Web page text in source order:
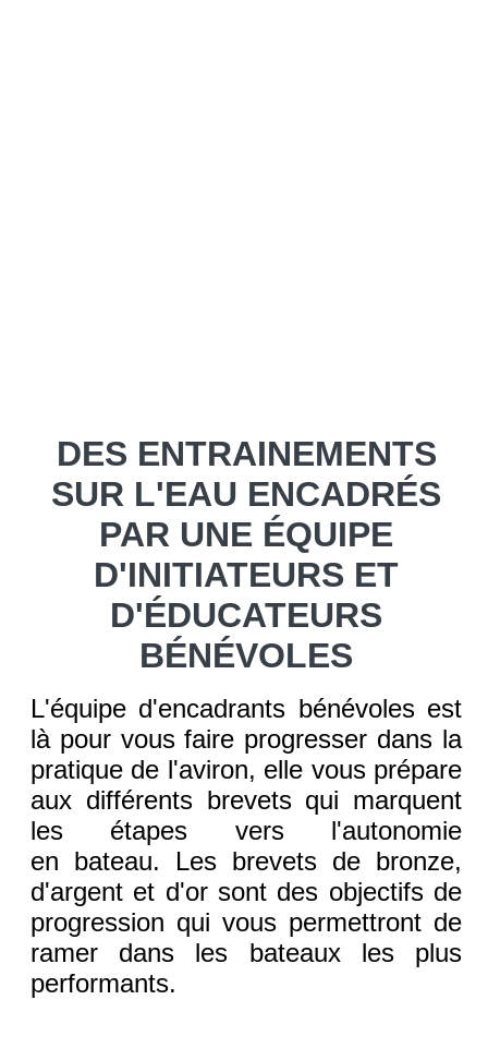
DES ENTRAINEMENTS
SUR L'EAU ENCADRÉS
PAR UNE ÉQUIPE
D'INITIATEURS ET
D'ÉDUCATEURS
BÉNÉVOLES
L'équipe d'encadrants bénévoles est
là pour vous faire progresser dans la
pratique de l'aviron, elle vous prépare
aux différents brevets qui marquent
les étapes vers l'autonomie
en bateau. Les brevets de bronze,
d'argent et d'or sont des objectifs de
progression qui vous permettront de
ramer dans les bateaux les plus
performants.